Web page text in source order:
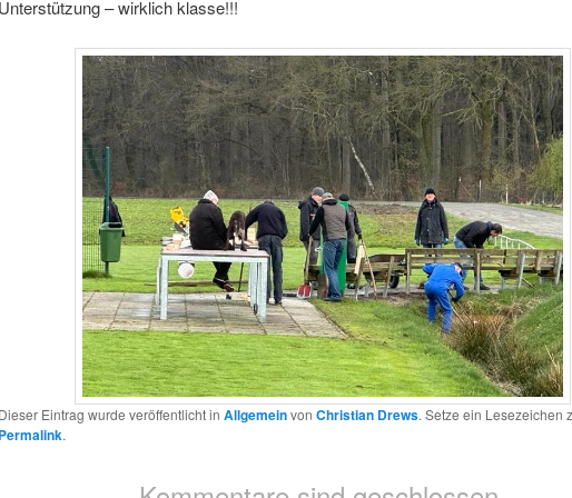
Unterstützung – wirklich klasse!!!
Dieser Eintrag wurde veröffentlicht in Allgemeinvon Christian Drews. Setze ein Lesezeichen
Permalink.